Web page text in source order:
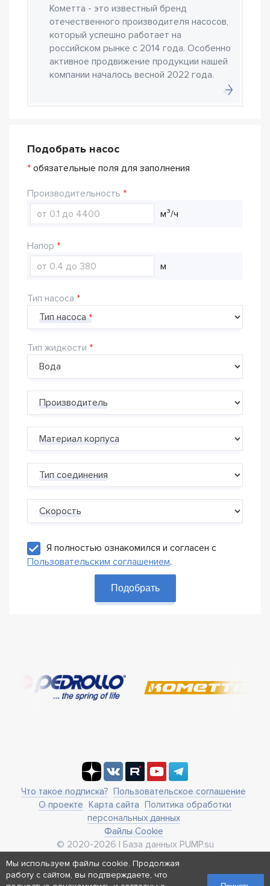
Кометта - это известный бренд
отечественного производителя насосов,
который успешно работает на
российском рынке с 2014 года. Особенно
активное продвижение продукции нашей
компании началось весной 2022 года.
Подобрать насос
* обязательные поля для заполнения
Производительность
м³/ч
Напор
м
Тип насоса
Тип насоса
Тип жидкости
Производитель
Материал корпуса
Тип соединения
Скорость
Я полностью ознакомился и согласен с
Пользовательским соглашением.
Подобрать
Что такое подписка?
Пользовательское соглашение
О проекте
Карта сайта
Политика обработки
персональных данных
Файлы Cookie
© 2020-2026 | База данных PUMP.su
business@pump.su
г. Москва, ул. Ленинская Слобода 19
Мы используем файлы cookie. Продолжая
работу с сайтом, вы подтверждаете, что